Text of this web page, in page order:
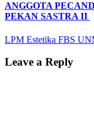
ANGGOTA
PEKAN SASTRA II
LPM Estetika FBS
Leave a Reply